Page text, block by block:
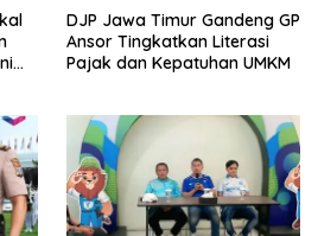
DJP Jawa Timur Gandeng GP
Ansor Tingkatkan Literasi
Pajak dan Kepatuhan UMKM